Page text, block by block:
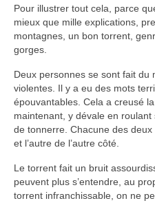
Partagez votre
Célébrer
Lieux et Dates
Prochaines Messes
Pour illustrer tout cela, parce
mieux que mille explications,
montagnes, un bon torrent,
gorges.
Deux personnes se sont fait du
violentes. Il y a eu des mots
épouvantables. Cela a creusé
maintenant, y dévale en
de tonnerre. Chacune des deux
et l’autre de l’autre côté.
Le torrent fait un bruit
peuvent plus s’entendre, au
torrent infranchissable, on ne